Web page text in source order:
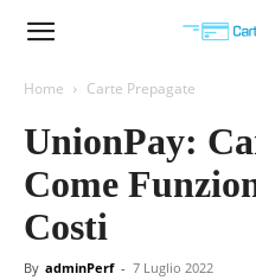
Carta
Credito
Home Carte Prepagate
UnionPay:
Come
Costi
By adminPerf - 7 Luglio 2022